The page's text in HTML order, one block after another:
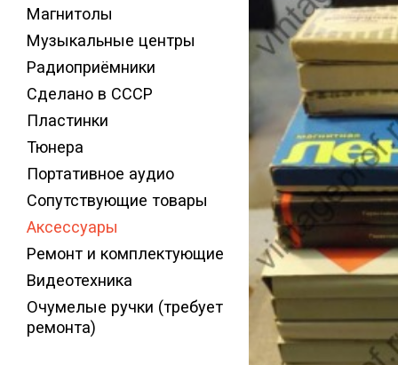
Магнитолы
Музыкальные центры
Радиоприёмники
Сделано в СССР
Пластинки
Тюнера
Портативное аудио
Сопутствующие товары
Аксессуары
Ремонт и комплектующие
Видеотехника
Очумелые ручки (требует
ремонта)